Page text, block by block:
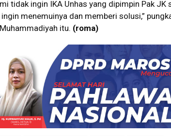
tidak ingin IKA Unhas yang dipimpin Pak JK
menemuinya dan memberi solusi,”
itu. (roma)